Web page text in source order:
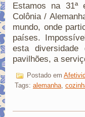
Estamos na 31ª
Colônia /
mundo, onde
países.
esta diversidade
pavilhões, a
Postado em
Tags: alemanha,